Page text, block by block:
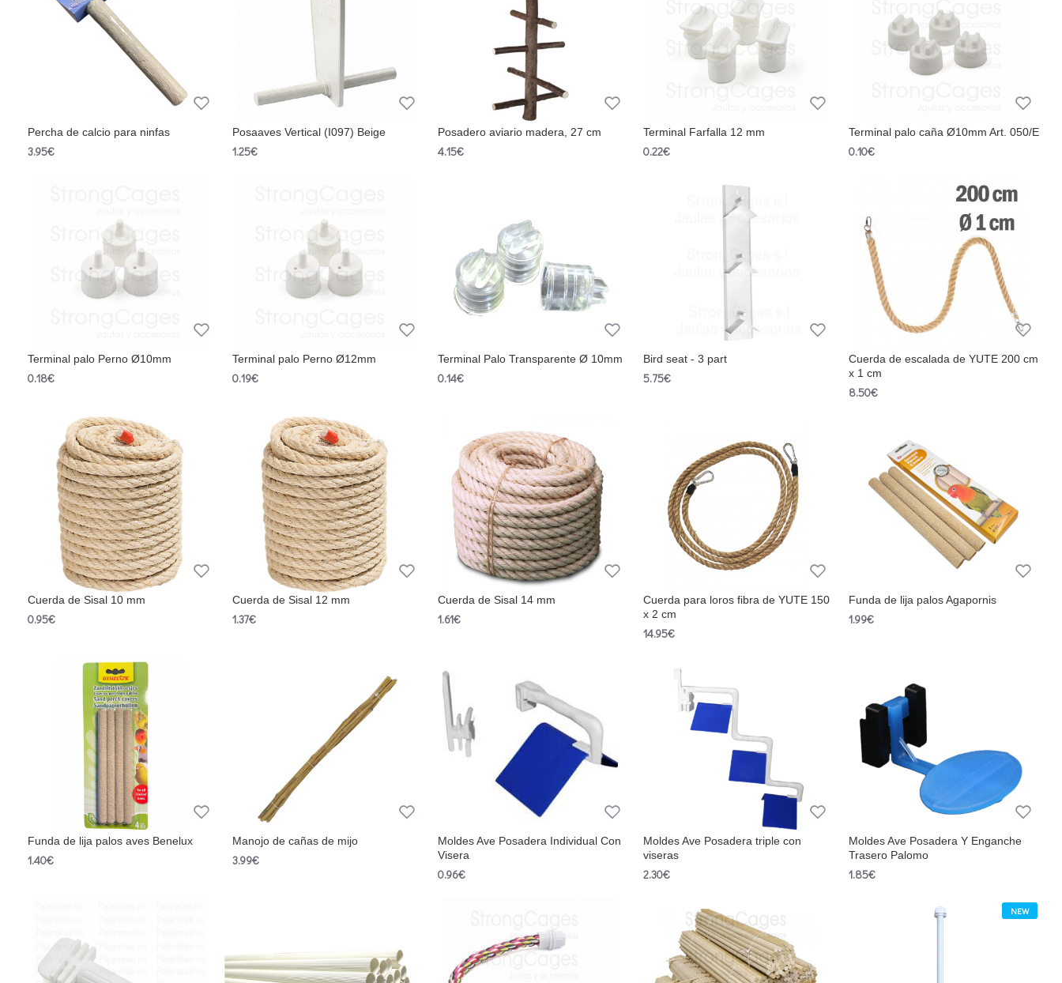
Percha de calcio para ninfas
3.95€
Posaaves Vertical (I097) Beige
1.25€
Posadero aviario madera, 27 cm
4.15€
Terminal Farfalla 12 mm
0.22€
Terminal palo caña Ø10mm Art. 050/E
0.10€
Terminal palo Perno Ø10mm
0.18€
Terminal palo Perno Ø12mm
0.19€
Terminal Palo Transparente Ø 10mm
0.14€
Bird seat - 3 part
5.75€
Cuerda de escalada de YUTE 200 cm
x 1 cm
8.50€
Cuerda de Sisal 10 mm
0.95€
Cuerda de Sisal 12 mm
1.37€
Cuerda de Sisal 14 mm
1.61€
Cuerda para loros fibra de YUTE 150
x 2 cm
14.95€
Funda de lija palos Agapornis
1.99€
Funda de lija palos aves Benelux
1.40€
Manojo de cañas de mijo
3.99€
Moldes Ave Posadera Individual Con
Visera
0.96€
Moldes Ave Posadera triple con
viseras
2.30€
Moldes Ave Posadera Y Enganche
Trasero Palomo
1.85€
NEW